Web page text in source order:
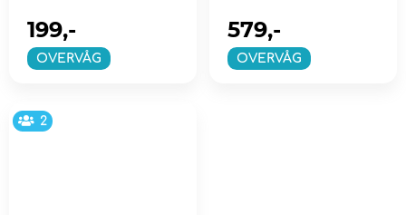
OVERVÅG
199,-
OVERVÅG
579,-
2